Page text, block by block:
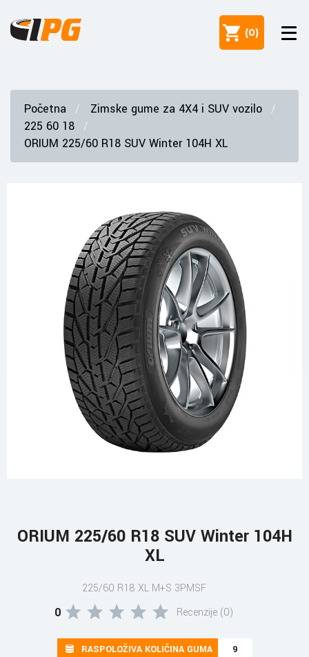
(0)
Početna
Zimske gume za 4X4 i SUV vozilo
225 60 18
ORIUM 225/60 R18 SUV Winter 104H XL
ORIUM 225/60 R18 SUV Winter 104H
XL
225/60 R18 XL M+S 3PMSF
0 Recenzije (0)
RASPOLOŽIVA KOLIČINA GUMA 9